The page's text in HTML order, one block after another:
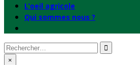
L’oeil agricole
Qui sommes nous ?
Rechercher
: ×